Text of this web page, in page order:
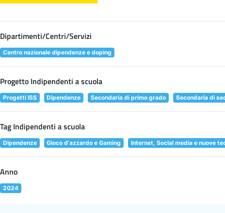
Dipartimenti/Centri/Servizi
Centro nazionale dipendenze e doping
Progetto Indipendenti a scuola
Progetti ISS Dipendenze Secondaria di primo grado Secondaria di
Tag Indipendenti a scuola
Dipendenze Gioco d'azzardo e Gaming Internet, Social media e nuove
Anno
2024